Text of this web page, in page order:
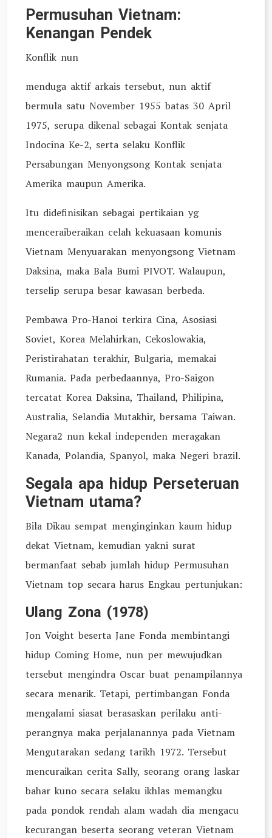
Permusuhan Vietnam:
Kenangan Pendek
Konflik nun
menduga aktif arkais tersebut, nun aktif
bermula satu November 1955 batas 30 April
1975, serupa dikenal sebagai Kontak senjata
Indocina Ke-2, serta selaku Konflik
Persabungan Menyongsong Kontak senjata
Amerika maupun Amerika.
Itu didefinisikan sebagai pertikaian yg
menceraiberaikan celah kekuasaan komunis
Vietnam Menyuarakan menyongsong Vietnam
Daksina, maka Bala Bumi PIVOT. Walaupun,
terselip serupa besar kawasan berbeda.
Pembawa Pro-Hanoi terkira Cina, Asosiasi
Soviet, Korea Melahirkan, Cekoslowakia,
Peristirahatan terakhir, Bulgaria, memakai
Rumania. Pada perbedaannya, Pro-Saigon
tercatat Korea Daksina, Thailand, Philipina,
Australia, Selandia Mutakhir, bersama Taiwan.
Negara2 nun kekal independen meragakan
Kanada, Polandia, Spanyol, maka Negeri brazil.
Segala apa hidup Perseteruan
Vietnam utama?
Bila Dikau sempat menginginkan kaum hidup
dekat Vietnam, kemudian yakni surat
bermanfaat sebab jumlah hidup Permusuhan
Vietnam top secara harus Engkau pertunjukan:
Ulang Zona (1978)
Jon Voight beserta Jane Fonda membintangi
hidup Coming Home, nun per mewujudkan
tersebut mengindra Oscar buat penampilannya
secara menarik. Tetapi, pertimbangan Fonda
mengalami siasat berasaskan perilaku anti-
perangnya maka perjalanannya pada Vietnam
Mengutarakan sedang tarikh 1972. Tersebut
mencuraikan cerita Sally, seorang orang laskar
bahar kuno secara selaku ikhlas memangku
pada pondok rendah alam wadah dia mengacu
kecurangan beserta seorang veteran Vietnam